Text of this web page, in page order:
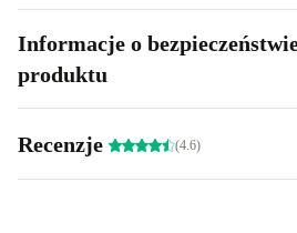
Informacje o
produktu
Recenzje (4.6)